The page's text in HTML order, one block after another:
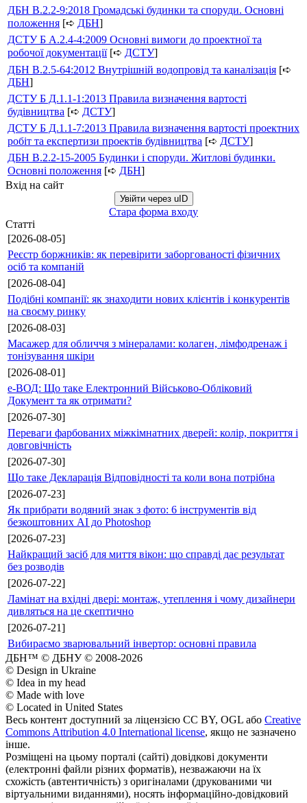
ДБН В.2.2-9:2018 Громадські будинки та споруди. Основні
положення [➪ ДБН]
ДСТУ Б А.2.4-4:2009 Основні вимоги до проектної та
робочої документації[➪ ДСТУ]
ДБН В.2.5-64:2012 Внутрішній водопровід та каналізація [➪
ДБН]
ДСТУ Б Д.1.1-1:2013 Правила визначення вартості
будівництва [➪ ДСТУ]
ДСТУ Б Д.1.1-7:2013 Правила визначення вартості проектних
робіт та експертизи проектів будівництва [➪ ДСТУ]
ДБН В.2.2-15-2005 Будинки і споруди. Житлові будинки.
Основні положення [➪ ДБН]
Вхід на сайт
Увійти через uID
Стара форма входу
Статті
[2026-08-05]
Реєстр боржників: як перевірити заборгованості фізичних
осіб та компаній
[2026-08-04]
Подібні компанії: як знаходити нових клієнтів і конкурентів
на своєму ринку
[2026-08-03]
Масажер для обличчя з мінералами: колаген, лімфодренаж і
тонізування шкіри
[2026-08-01]
е-ВОД: Що таке Електронний Військово-Обліковий
Документ та як отримати?
[2026-07-30]
Переваги фарбованих міжкімнатних дверей: колір, покриття і
довговічність
[2026-07-30]
Що таке Декларація Відповідності та коли вона потрібна
[2026-07-23]
Як прибрати водяний знак з фото: 6 інструментів від
безкоштовних AI до Photoshop
[2026-07-23]
Найкращий засіб для миття вікон: що справді дає результат
без розводів
[2026-07-22]
Ламінат на вхідні двері: монтаж, утеплення і чому дизайнери
дивляться на це скептично
[2026-07-21]
Вибираємо зварювальний інвертор: основні правила
ДБН™ © ДБНУ © 2008-2026
© Design in Ukraine
© Idea in my head
© Made with love
© Located in United States
Весь контент доступний за ліцензією CC BY, OGL або Creative
Commons Attribution 4.0 International license, якщо не зазначено
інше.
Розміщені на цьому порталі (сайті) довідкові документи
(електронні файли різних форматів), незважаючи на їх
схожість (автентичність) з оригіналами (друкованими чи
віртуальними виданнями), носять інформаційно-довідковий